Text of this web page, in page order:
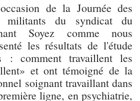
de la Journée des
militants du syndicat du
Soyez comme nous
les résultats de l'étude
: comment travaillent les
et ont témoigné de la
soignant travaillant dans
ligne, en psychiatrie,